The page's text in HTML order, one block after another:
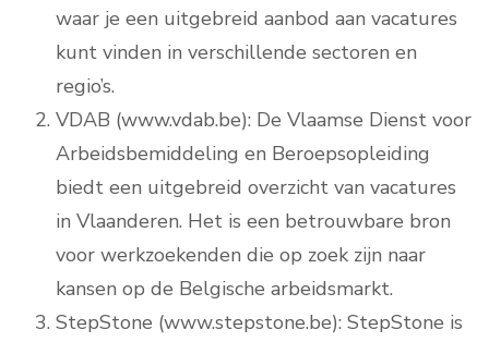
waar je een uitgebreid aanbod aan vacatures
kunt vinden in verschillende sectoren en
regio’s.
VDAB (www.vdab.be): De Vlaamse Dienst voor
Arbeidsbemiddeling en Beroepsopleiding
biedt een uitgebreid overzicht van vacatures
in Vlaanderen. Het is een betrouwbare bron
voor werkzoekenden die op zoek zijn naar
kansen op de Belgische arbeidsmarkt.
StepStone (www.stepstone.be): StepStone is